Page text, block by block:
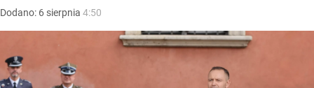
Dodano: 6 sierpnia 4:50